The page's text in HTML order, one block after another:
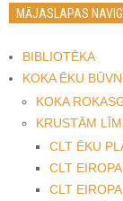
MĀJASLAPAS
BIBLIOTĒKA
KOKA ĒKU
KOKA
KRUSTĀM
CLT ĒKU
CLT
CLT